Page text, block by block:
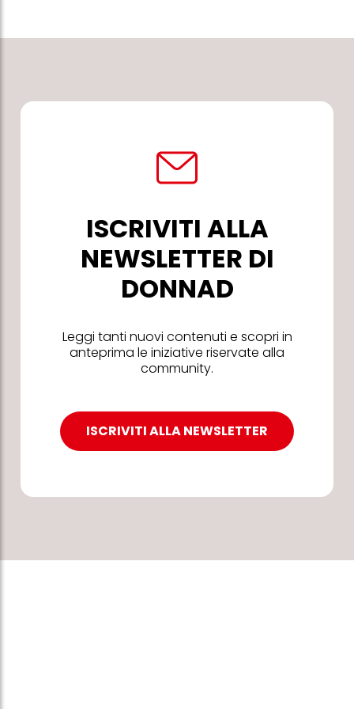
ISCRIVITI ALLA
NEWSLETTER DI
DONNAD
Leggi tanti nuovi contenuti e scopri in
anteprima le iniziative riservate alla
community.
ISCRIVITI ALLA NEWSLETTER